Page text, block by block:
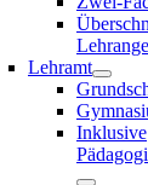
Lehramt
Inklusive